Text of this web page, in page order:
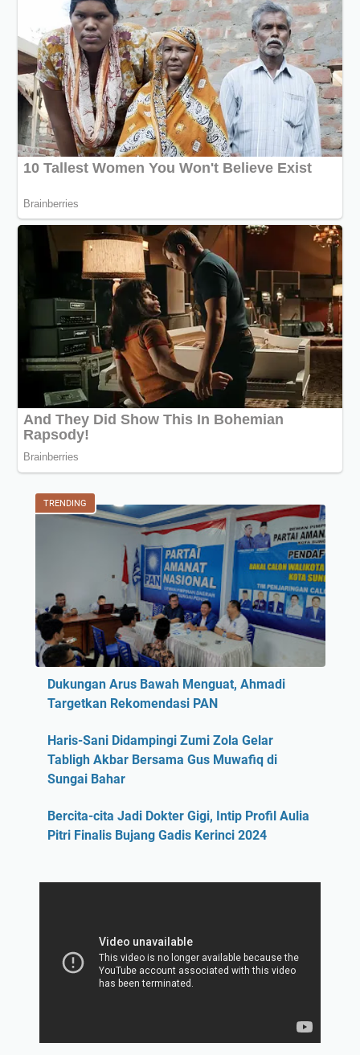
TRENDING
Dukungan Arus Bawah Menguat, Ahmadi
Targetkan Rekomendasi PAN
Haris-Sani Didampingi Zumi Zola Gelar
Tabligh Akbar Bersama Gus Muwafiq di
Sungai Bahar
Bercita-cita Jadi Dokter Gigi, Intip Profil Aulia
Pitri Finalis Bujang Gadis Kerinci 2024